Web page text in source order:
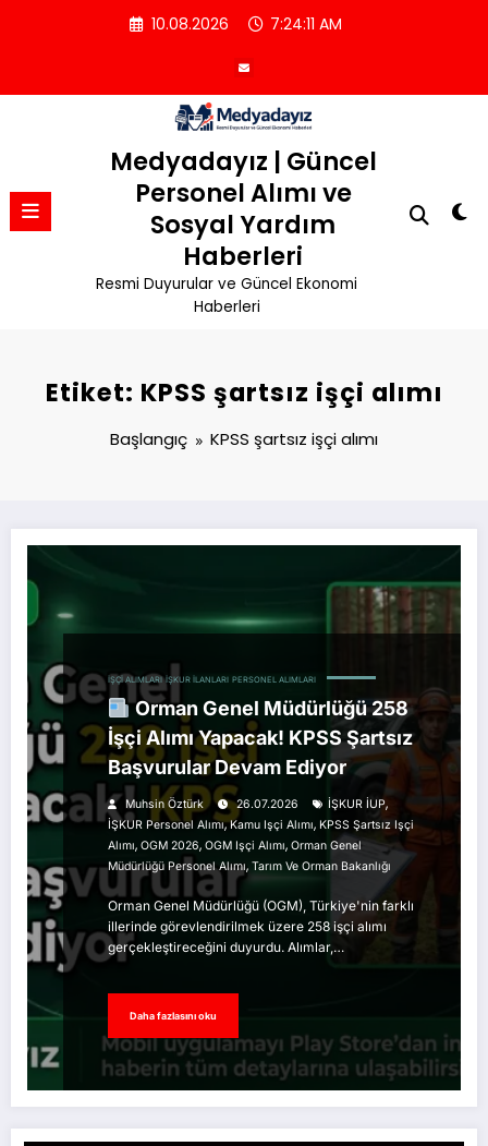
10.08.2026 7:24:12 AM
Medyadayız | Güncel
Personel Alımı ve
Sosyal Yardım
Haberleri
Resmi Duyurular ve Güncel Ekonomi
Haberleri
Etiket: KPSS şartsız işçi alımı
Başlangıç KPSS şartsız işçi alımı
İŞÇI ALIMLARI İŞKUR İLANLARI PERSONEL ALIMLARI
Orman Genel Müdürlüğü 258
İşçi Alımı Yapacak! KPSS Şartsız
Başvurular Devam Ediyor
Muhsin Öztürk 26.07.2026 İŞKUR İUP,
İŞKUR Personel Alımı,Kamu Işçi Alımı, KPSS Şartsız Işçi
Alımı, OGM 2026, OGM Işçi Alımı, Orman Genel
Müdürlüğü Personel Alımı, Tarım Ve Orman Bakanlığı
Orman Genel Müdürlüğü (OGM), Türkiye'nin farklı
illerinde görevlendirilmek üzere 258 işçi alımı
gerçekleştireceğini duyurdu. Alımlar,…
Daha fazlasını oku